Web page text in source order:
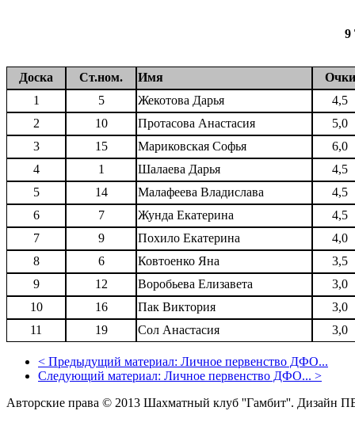
9
Доска Ст.ном. Имя
Очки
1
5 Жекотова Дарья
4,5
2
10 Протасова Анастасия
5,0
3
15 Мариковская Софья
6,0
4
1 Шалаева Дарья
4,5
5
14 Малафеева Владислава
4,5
6
7 Жунда Екатерина
4,5
7
9 Похило Екатерина
4,0
8
6 Ковтоенко Яна
3,5
9
12 Воробьева Елизавета
3,0
10
16 Пак Виктория
3,0
11
19 Сол Анастасия 3,0
< Предыдущий материал: Личное первенство ДФО...
Следующий материал: Личное первенство ДФО... >
Авторские права © 2013 Шахматный клуб ''Гамбит''. Дизайн